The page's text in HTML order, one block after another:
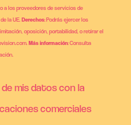
a los proveedores de servicios de
la UE.Derechos: Podrás ejercer los
oposición, portabilidad, o retirar el
Más información: Consulta
mis datos con la
comerciales